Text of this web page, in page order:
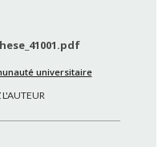
universitaire